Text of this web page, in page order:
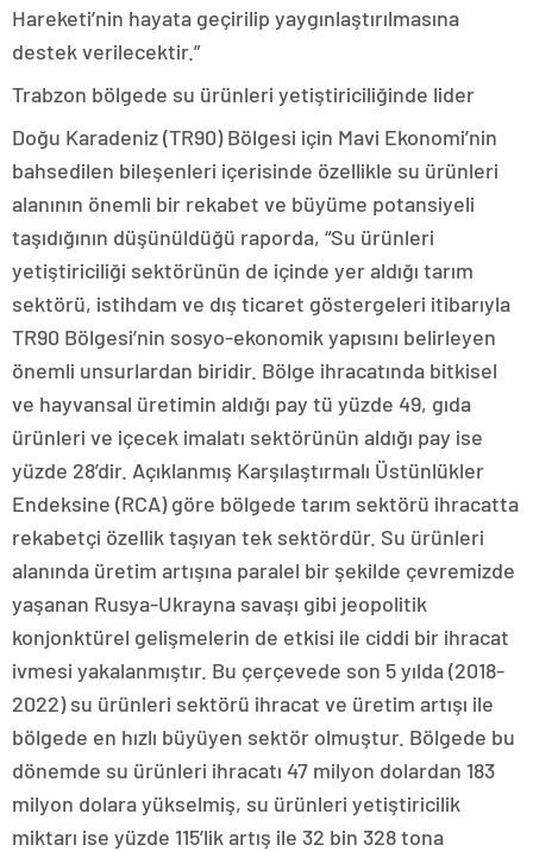
Hareketi’nin hayata geçirilip yaygınlaştırılmasına
destek verilecektir.”
Trabzon bölgede su ürünleri yetiştiriciliğinde lider
Doğu Karadeniz (TR90) Bölgesi için Mavi Ekonomi’nin
bahsedilen bileşenleri içerisinde özellikle su ürünleri
alanının önemli bir rekabet ve büyüme potansiyeli
taşıdığının düşünüldüğü raporda, “Su ürünleri
yetiştiriciliği sektörünün de içinde yer aldığı tarım
sektörü, istihdam ve dış ticaret göstergeleri itibarıyla
TR90 Bölgesi’nin sosyo-ekonomik yapısını belirleyen
önemli unsurlardan biridir. Bölge ihracatında bitkisel
ve hayvansal üretimin aldığı pay tü yüzde 49, gıda
ürünleri ve içecek imalatı sektörünün aldığı pay ise
yüzde 28’dir. Açıklanmış Karşılaştırmalı Üstünlükler
Endeksine (RCA) göre bölgede tarım sektörü ihracatta
rekabetçi özellik taşıyan tek sektördür. Su ürünleri
alanında üretim artışına paralel bir şekilde çevremizde
yaşanan Rusya-Ukrayna savaşı gibi jeopolitik
konjonktürel gelişmelerin de etkisi ile ciddi bir ihracat
ivmesi yakalanmıştır. Bu çerçevede son 5 yılda (2018-
2022) su ürünleri sektörü ihracat ve üretim artışı ile
bölgede en hızlı büyüyen sektör olmuştur. Bölgede bu
dönemde su ürünleri ihracatı 47 milyon dolardan 183
milyon dolara yükselmiş, su ürünleri yetiştiricilik
miktarı ise yüzde 115’lik artış ile 32 bin 328 tona